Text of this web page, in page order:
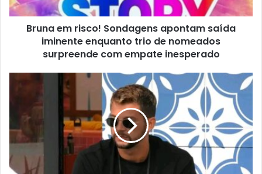
Bruna em risco! Sondagens apontam saída
iminente enquanto trio de nomeados
surpreende com empate inesperado